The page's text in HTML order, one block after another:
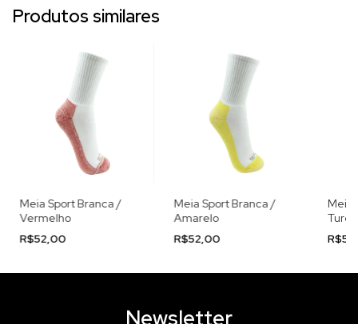
Produtos similares
Meia Sport Branca /
Vermelho
R$52,00
Meia Sport Branca /
Amarelo
R$52,00
Meia
Preta